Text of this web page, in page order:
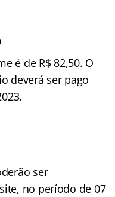
é de R$ 82,50. O
deverá ser pago
ser
no período de 07